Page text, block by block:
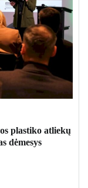
plastiko atliekų
dėmesys